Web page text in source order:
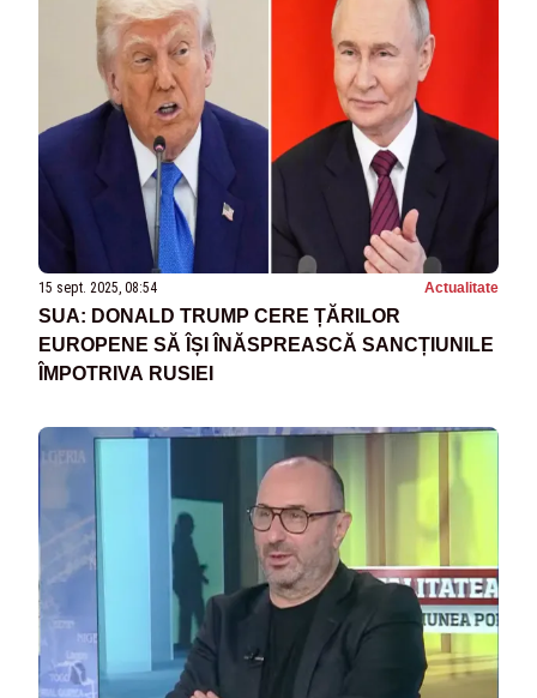
15 sept. 2025, 08:54 Actualitate
SUA: DONALD TRUMP CERE ȚĂRILOR
EUROPENE SĂ ÎȘI ÎNĂSPREASCĂ SANCȚIUNILE
ÎMPOTRIVA RUSIEI